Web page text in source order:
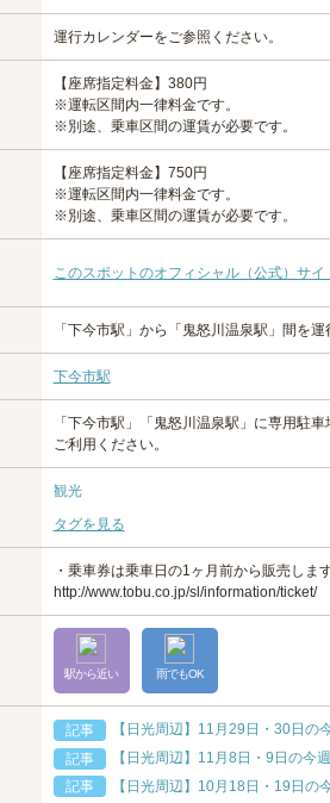
運行カレンダーをご参照ください。
【座席指定料金】380円
※運転区間内一律料金です。
※別途、乗車区間の運賃が必要です。
【座席指定料金】750円
※運転区間内一律料金です。
※別途、乗車区間の運賃が必要です。
このスポットのオフィシャル（公式）サイ
「下今市駅」から「鬼怒川温泉駅」間を運
下今市駅
「下今市駅」「鬼怒川温泉駅」に専用駐
ご利用ください。
観光
タグを見る
・乗車券は乗車日の1ヶ月前から販売しま
http://www.tobu.co.jp/sl/information/ticket/
駅から近い 雨でもOK
記事
【日光周辺】11月29日・30日の
記事
【日光周辺】11月8日・9日の今
記事
【日光周辺】10月18日・19日の